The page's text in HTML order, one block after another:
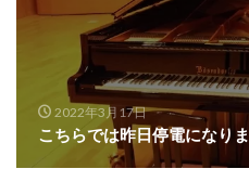
2022年3月17日
こちらでは昨日停電になり